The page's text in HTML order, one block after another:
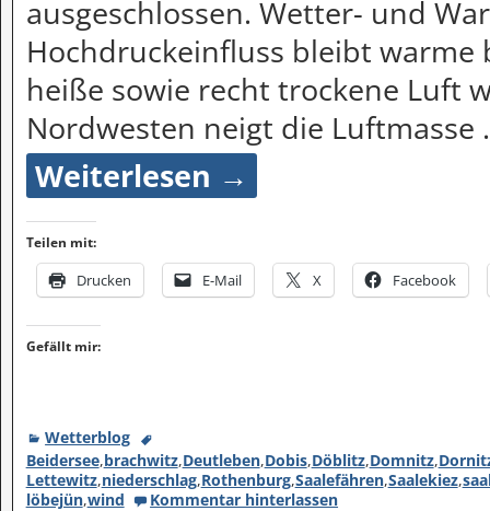
ausgeschlossen. Wetter- und
Hochdruckeinfluss bleibt warme
heiße sowie recht trockene Luft
Nordwesten neigt die Luftmasse
Weiterlesen →
Teilen mit:
Drucken E-Mail X Facebook
Gefällt mir:
Wetterblog
Beidersee,brachwitz,Deutleben,Dobis,Döblitz,Domnitz,
Lettewitz,niederschlag,Rothenburg,Saalefähren,Saalekiez,
löbejün,wind Kommentar hinterlassen